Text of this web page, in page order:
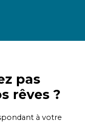
pas
rêves ?
à votre